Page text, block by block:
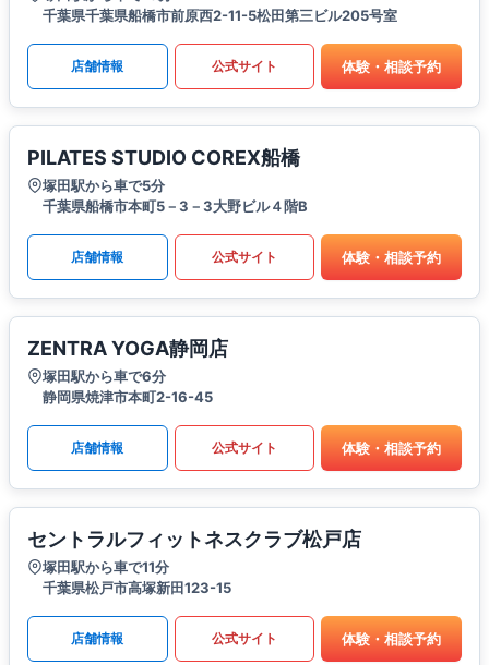
千葉県千葉県船橋市前原西2-11-5松田第三ビル205号室
店舗情報 公式サイト 体験・相談予約
PILATES STUDIO COREX船橋
塚田駅から車で5分
千葉県船橋市本町5－3－3大野ビル４階B
店舗情報 公式サイト 体験・相談予約
ZENTRA YOGA静岡店
塚田駅から車で6分
静岡県焼津市本町2-16-45
店舗情報 公式サイト 体験・相談予約
セントラルフィットネスクラブ松戸店
塚田駅から車で11分
千葉県松戸市高塚新田123-15
店舗情報 公式サイト 体験・相談予約